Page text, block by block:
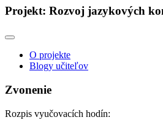
Projekt: Rozvoj jazykových
O projekte
Blogy učiteľov
Zvonenie
Rozpis vyučovacích hodín: